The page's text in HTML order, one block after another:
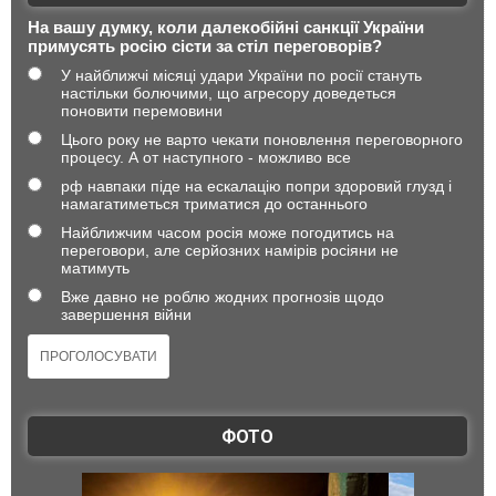
На вашу думку, коли далекобійні санкції України
примусять росію сісти за стіл переговорів?
У найближчі місяці удари України по росії стануть
настільки болючими, що агресору доведеться
поновити перемовини
Цього року не варто чекати поновлення переговорного
процесу. А от наступного - можливо все
рф навпаки піде на ескалацію попри здоровий глузд і
намагатиметься триматися до останнього
Найближчим часом росія може погодитись на
переговори, але серйозних намірів росіяни не
матимуть
Вже давно не роблю жодних прогнозів щодо
завершення війни
ФОТО